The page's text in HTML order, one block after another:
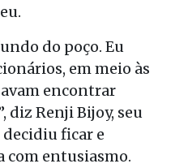
do poço. Eu
em meio às
encontrar
diz Renji Bijoy, seu
ficar e
com entusiasmo.